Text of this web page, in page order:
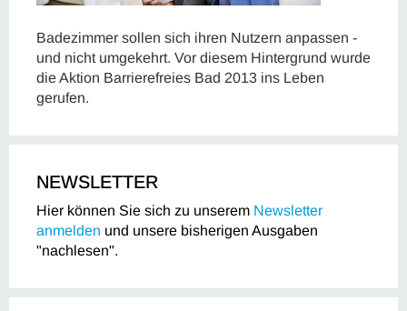
Badezimmer sollen sich ihren Nutzern anpassen -
und nicht umgekehrt. Vor diesem Hintergrund wurde
die Aktion Barrierefreies Bad 2013 ins Leben
gerufen.
NEWSLETTER
Hier können Sie sich zu unserem Newsletter
anmelden und unsere bisherigen Ausgaben
"nachlesen".